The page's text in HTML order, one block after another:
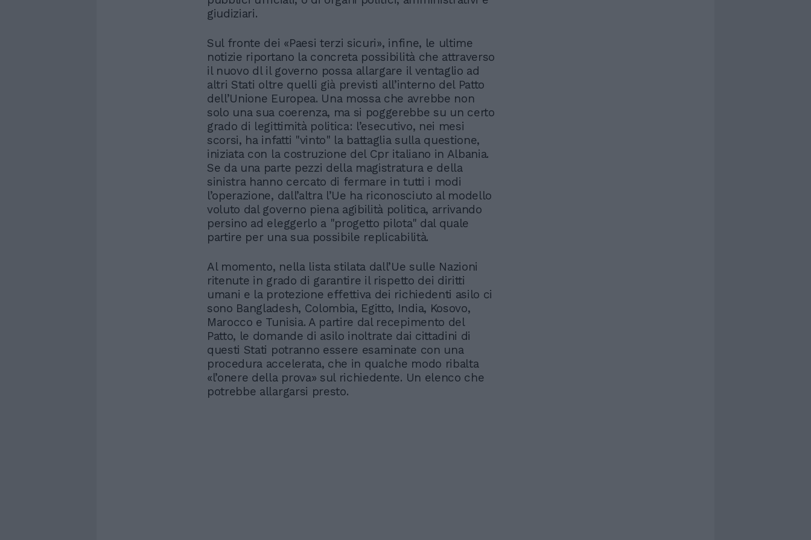
giudiziari.
Sul fronte dei «Paesi terzi sicuri», infine, le ultime
notizie riportano la concreta possibilità che attraverso
il nuovo dl il governo possa allargare il ventaglio ad
altri Stati oltre quelli già previsti all’interno del Patto
dell’Unione Europea. Una mossa che avrebbe non
solo una sua coerenza, ma si poggerebbe su un certo
grado di legittimità politica: l’esecutivo, nei mesi
scorsi, ha infatti "vinto" la battaglia sulla questione,
iniziata con la costruzione del Cpr italiano in Albania.
Se da una parte pezzi della magistratura e della
sinistra hanno cercato di fermare in tutti i modi
l’operazione, dall’altra l’Ue ha riconosciuto al modello
voluto dal governo piena agibilità politica, arrivando
persino ad eleggerlo a "progetto pilota" dal quale
partire per una sua possibile replicabilità.
Al momento, nella lista stilata dall’Ue sulle Nazioni
ritenute in grado di garantire il rispetto dei diritti
umani e la protezione effettiva dei richiedenti asilo ci
sono Bangladesh, Colombia, Egitto, India, Kosovo,
Marocco e Tunisia. A partire dal recepimento del
Patto, le domande di asilo inoltrate dai cittadini di
questi Stati potranno essere esaminate con una
procedura accelerata, che in qualche modo ribalta
«l’onere della prova» sul richiedente. Un elenco che
potrebbe allargarsi presto.